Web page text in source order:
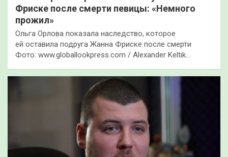
Фриске после смерти певицы: «Немного
прожил»
Ольга Орлова показала наследство, которое
ей оставила подруга Жанна Фриске после смерти
Фото: www.globallookpress.com / Alexander Keltik…